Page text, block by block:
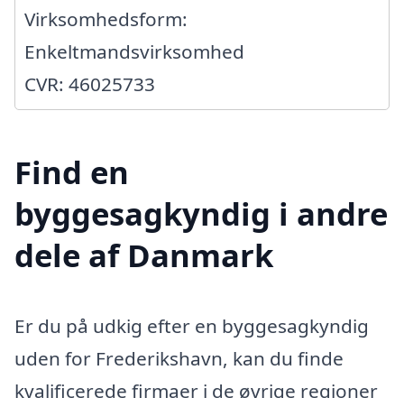
Virksomhedsform:
Enkeltmandsvirksomhed
CVR: 46025733
Find en
byggesagkyndig i andre
dele af Danmark
Er du på udkig efter en byggesagkyndig
uden for Frederikshavn, kan du finde
kvalificerede firmaer i de øvrige regioner